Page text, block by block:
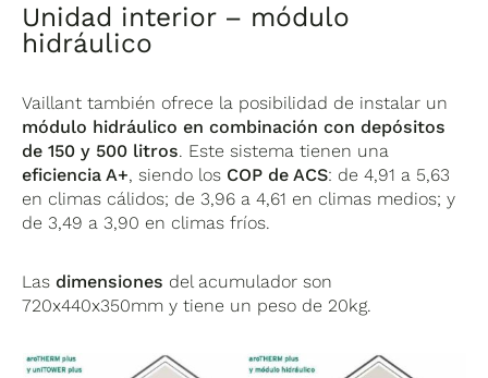
Unidad interior – módulo
hidráulico
Vaillant también ofrece la posibilidad de instalar un
módulo hidráulico en combinación con depósitos
de 150 y 500 litros. Este sistema tienen una
eficiencia A+, siendo los COP de ACS: de 4,91 a 5,63
en climas cálidos; de 3,96 a 4,61 en climas medios; y
de 3,49 a 3,90 en climas fríos.
Las dimensiones del acumulador son
720x440x350mm y tiene un peso de 20kg.